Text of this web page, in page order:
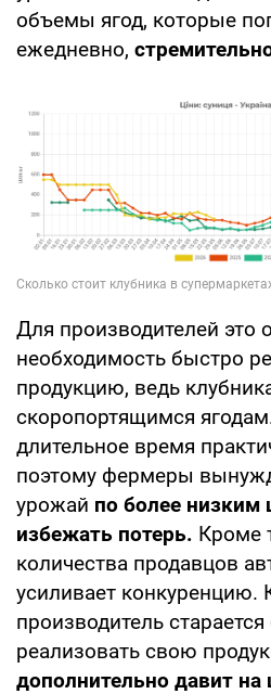
объемы ягод, которые
ежедневно,
Для производителей это
необходимость быстро
продукцию, ведь
скоропортящимся
длительное время
поэтому фермеры
урожай по более низким
избежать потерь. Кроме
количества продавцов
усиливает
производитель
реализовать свою
дополнительно давит